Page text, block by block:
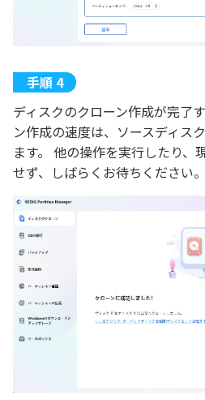
ディスクのクローン作成が完了
ン作成の速度は、ソースディス
ます。 他の操作を実行したり、
せず、しばらくお待ちください。